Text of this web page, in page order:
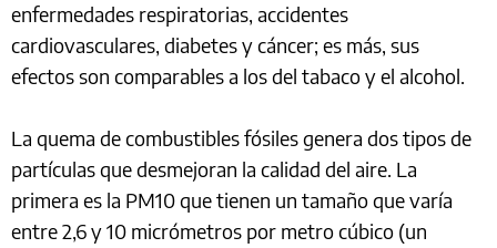
enfermedades respiratorias, accidentes
cardiovasculares, diabetes y cáncer; es más, sus
efectos son comparables a los del tabaco y el alcohol.
La quema de combustibles fósiles genera dos tipos de
partículas que desmejoran la calidad del aire. La
primera es la PM10 que tienen un tamaño que varía
entre 2,6 y 10 micrómetros por metro cúbico (un